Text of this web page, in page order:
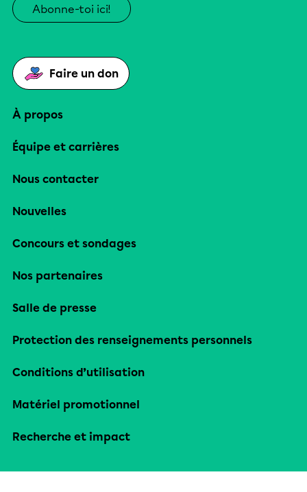
Abonne-toi ici!
Faire un don
À propos
Équipe et carrières
Nous contacter
Nouvelles
Concours et sondages
Nos partenaires
Salle de presse
Protection des renseignements personnels
Conditions d’utilisation
Matériel promotionnel
Recherche et impact